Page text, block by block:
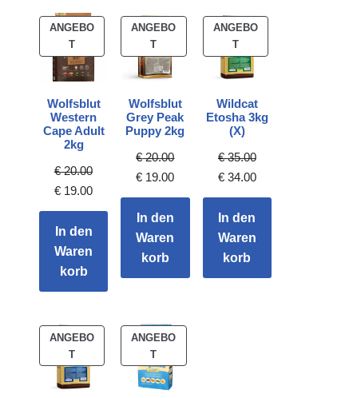
ANGEBO
T
Wolfsblut
Western
Cape Adult
2kg
€20.00
€ 19.00
In den
Waren
korb
ANGEBO
T
Wolfsblut
Grey Peak
Puppy 2kg
€20.00
€ 19.00
In den
Waren
korb
ANGEBO
T
Wildcat
Etosha 3kg
(X)
€35.00
€34.00
In den
Waren
korb
ANGEBO
T
ANGEBO
T